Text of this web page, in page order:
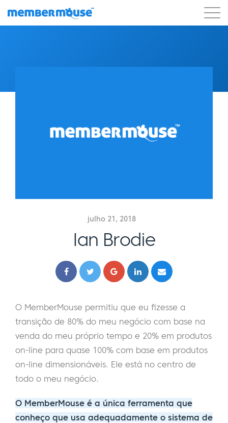
julho 21, 2018
Ian Brodie
O MemberMouse permitiu que eu fizesse a
transição de 80% do meu negócio com base na
venda do meu próprio tempo e 20% em produtos
on-line para quase 100% com base em produtos
on-line dimensionáveis. Ele está no centro de
todo o meu negócio.
O MemberMouse é a única ferramenta que
conheço que usa adequadamente o sistema de